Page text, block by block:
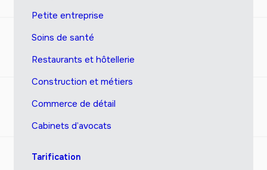
Petite entreprise
Soins de santé
Restaurants et hôtellerie
Construction et métiers
Commerce de détail
Cabinets d’avocats
Tarification